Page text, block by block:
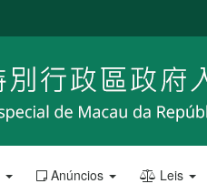
Anúncios Leis